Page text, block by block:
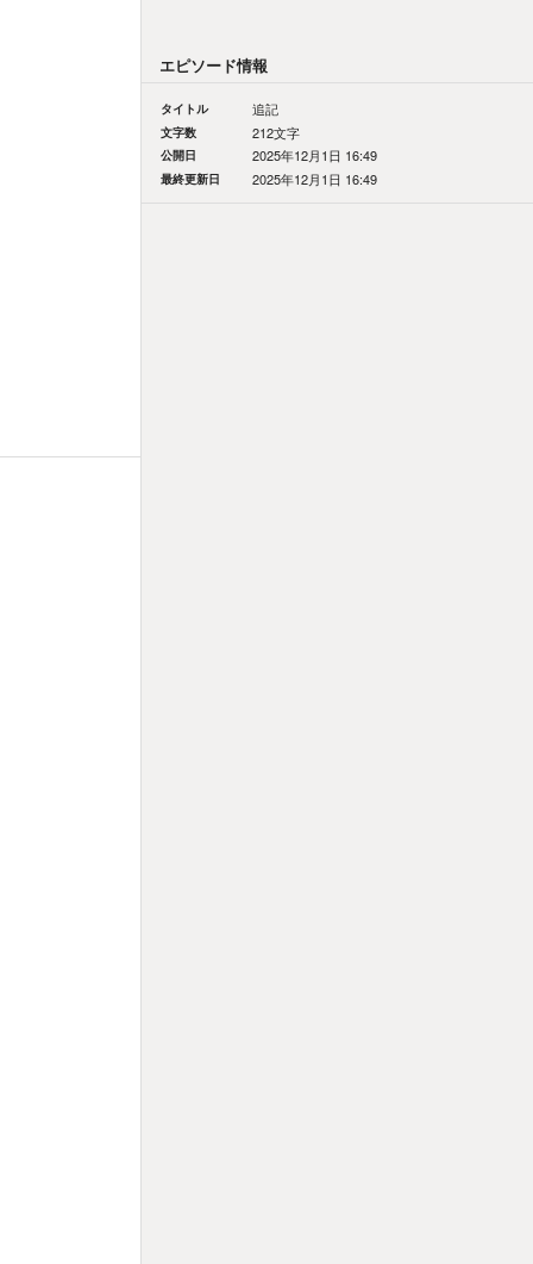
エピソード情報
タイトル 追記
文字数 212文字
公開日 2025年12月1日 16:49
最終更新日 2025年12月1日 16:49